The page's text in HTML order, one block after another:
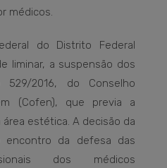
médicos.
do Distrito Federal
liminar, a suspensão dos
2016, do Conselho
(Cofen), que previa a
estética. A decisão da
encontro da defesa das
dos médicos